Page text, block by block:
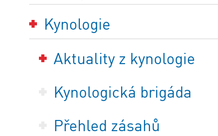
Kynologie
Aktuality z kynologie
Kynologická brigáda
Přehled zásahů